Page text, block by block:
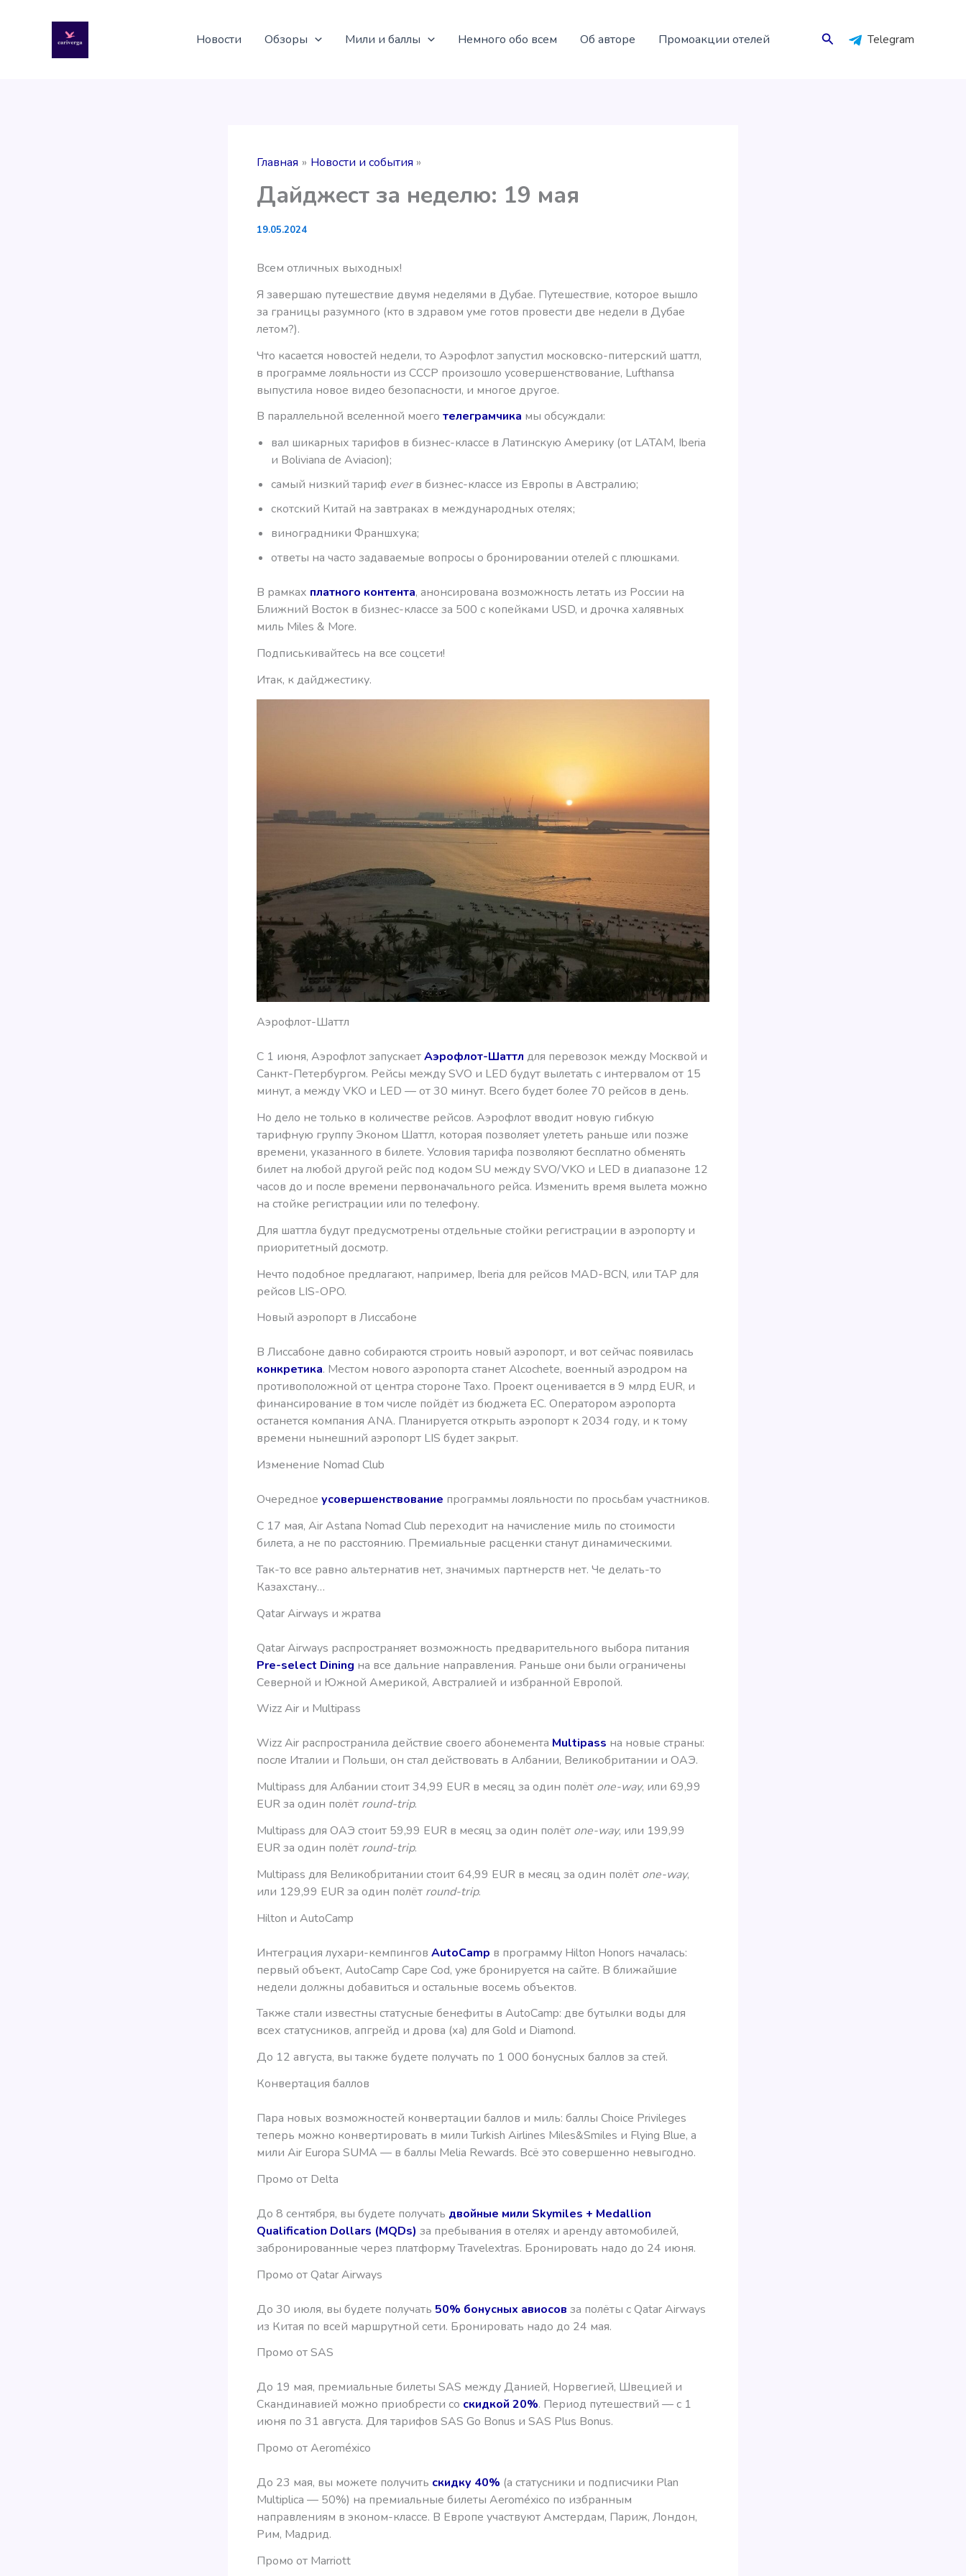
содержимому
Новости Обзоры Мили и баллы Немного обо всем Об авторе Промоакции отелей Поиск Telegram
Главная Новости и события
Дайджест за неделю: 19 мая
19.05.2024
Всем отличных выходных!
Я завершаю путешествие двумя неделями в Дубае. Путешествие, которое вышло
за границы разумного (кто в здравом уме готов провести две недели в Дубае
летом?).
Что касается новостей недели, то Аэрофлот запустил московско-питерский шаттл,
в программе лояльности из СССР произошло усовершенствование, Lufthansa
выпустила новое видео безопасности, и многое другое.
В параллельной вселенной моего телеграмчика мы обсуждали:
вал шикарных тарифов в бизнес-классе в Латинскую Америку (от LATAM, Iberia
и Boliviana de Aviacion);
самый низкий тариф everв бизнес-классе из Европы в Австралию;
скотский Китай на завтраках в международных отелях;
виноградники Франшхука;
ответы на часто задаваемые вопросы о бронировании отелей с плюшками.
В рамках платного контента, анонсирована возможность летать из России на
Ближний Восток в бизнес-классе за 500 с копейками USD, и дрочка халявных
миль Miles & More.
Подписькивайтесь на все соцсети!
Итак, к дайджестику.
Аэрофлот-Шаттл
C 1 июня, Аэрофлот запускаетАэрофлот-Шаттл для перевозок между Москвой и
Санкт-Петербургом. Рейсы между SVO и LED будут вылетать с интервалом от 15
минут, а между VKO и LED — от 30 минут. Всего будет более 70 рейсов в день.
Но дело не только в количестве рейсов. Аэрофлот вводит новую гибкую
тарифную группу Эконом Шаттл, которая позволяет улететь раньше или позже
времени, указанного в билете. Условия тарифа позволяют бесплатно обменять
билет на любой другой рейс под кодом SU между SVO/VKO и LED в диапазоне 12
часов до и после времени первоначального рейса. Изменить время вылета можно
на стойке регистрации или по телефону.
Для шаттла будут предусмотрены отдельные стойки регистрации в аэропорту и
приоритетный досмотр.
Нечто подобное предлагают, например, Iberia для рейсов MAD-BCN, или TAP для
рейсов LIS-OPO.
Новый аэропорт в Лиссабоне
В Лиссабоне давно собираются строить новый аэропорт, и вот сейчас появилась
конкретика. Местом нового аэропорта станет Alcochete, военный аэродром на
противоположной от центра стороне Тахо. Проект оценивается в 9 млрд EUR, и
финансирование в том числе пойдёт из бюджета ЕС. Оператором аэропорта
останется компания ANA. Планируется открыть аэропорт к 2034 году, и к тому
времени нынешний аэропорт LIS будет закрыт.
Изменение Nomad Club
Очередное усовершенствование программы лояльности по просьбам участников.
С 17 мая, Air Astana Nomad Club переходит на начисление миль по стоимости
билета, а не по расстоянию. Премиальные расценки станут динамическими.
Так-то все равно альтернатив нет, значимых партнерств нет. Че делать-то
Казахстану…
Qatar Airways и жратва
Qatar Airways распространяет возможность предварительного выбора питания
Pre-select Dining на все дальние направления. Раньше они были ограничены
Северной и Южной Америкой, Австралией и избранной Европой.
Wizz Air и Multipass
Wizz Air распространила действие своего абонемента Multipass на новые страны:
после Италии и Польши, он стал действовать в Албании, Великобритании и ОАЭ.
Multipass для Албании стоит 34,99 EUR в месяц за один полёт one-way, или 69,99
EUR за один полёт round-trip.
Multipass для ОАЭ стоит 59,99 EUR в месяц за один полёт one-way, или 199,99
EUR за один полёт round-trip.
Multipass для Великобритании стоит 64,99 EUR в месяц за один полёт one-way,
или 129,99 EUR за один полёт round-trip.
Hilton и AutoCamp
Интеграция лухари-кемпингов AutoCamp в программу Hilton Honors началась:
первый объект, AutoCamp Cape Cod, уже бронируется на сайте. В ближайшие
недели должны добавиться и остальные восемь объектов.
Также стали известны статусные бенефиты в AutoCamp: две бутылки воды для
всех статусников, апгрейд и дрова (ха) для Gold и Diamond.
До 12 августа, вы также будете получать по 1 000 бонусных баллов за стей.
Конвертация баллов
Пара новых возможностей конвертации баллов и миль: баллы Choice Privileges
теперь можно конвертировать в мили Turkish Airlines Miles&Smiles и Flying Blue, а
мили Air Europa SUMA — в баллы Melia Rewards. Всё это совершенно невыгодно.
Промо от Delta
До 8 сентября, вы будете получать двойные мили Skymiles + Medallion
Qualification Dollars (MQDs) за пребывания в отелях и аренду автомобилей,
забронированные через платформу Travelextras. Бронировать надо до 24 июня.
Промо от Qatar Airways
До 30 июля, вы будете получать 50% бонусных авиосов за полёты с Qatar Airways
из Китая по всей маршрутной сети. Бронировать надо до 24 мая.
Промо от SAS
До 19 мая, премиальные билеты SAS между Данией, Норвегией, Швецией и
Скандинавией можно приобрести со скидкой 20%. Период путешествий — с 1
июня по 31 августа. Для тарифов SAS Go Bonus и SAS Plus Bonus.
Промо от Aeroméxico
До 23 мая, вы можете получить скидку 40% (а статусники и подписчики Plan
Multiplica — 50%) на премиальные билеты Aeroméxico по избранным
направлениям в эконом-классе. В Европе участвуют Амстердам, Париж, Лондон,
Рим, Мадрид.
Промо от Marriott